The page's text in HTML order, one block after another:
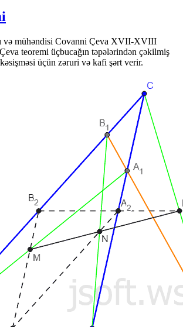
və mühəndisi Covanni Çeva XVII-XVIII
Çeva teoremi üçbucağın təpələrindən çəkilmiş
üçün zəruri və kafi şərt verir.